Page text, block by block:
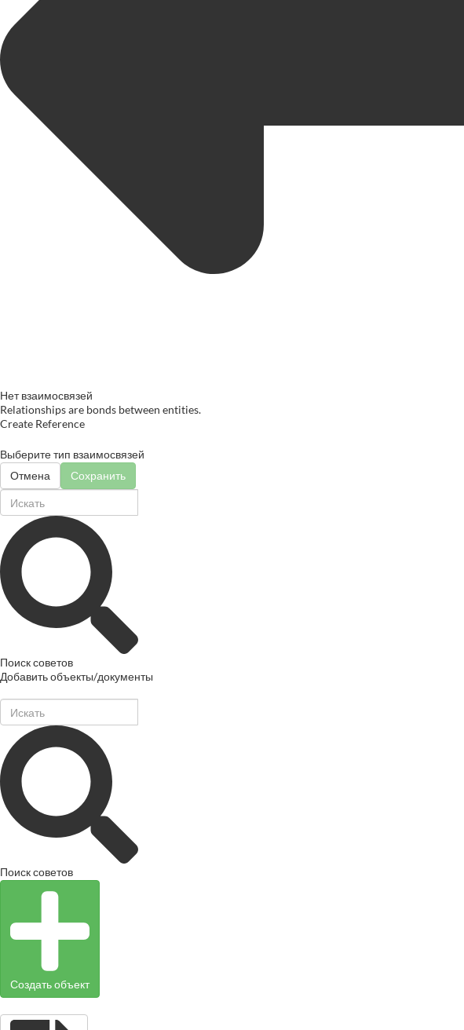
Нет взаимосвязей
Relationships are bonds between entities.
Create Reference
Выберите тип взаимосвязей
Отмена
Сохранить
Поиск советов
Добавить объекты/документы
Поиск советов
Создать объект